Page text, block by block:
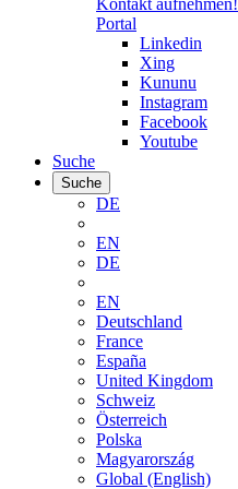
Kontakt aufnehmen!
Portal
Linkedin
Xing
Kununu
Instagram
Facebook
Youtube
Suche
Suche
DE
EN
DE
EN
Deutschland
France
España
United Kingdom
Schweiz
Österreich
Polska
Magyarország
Global (English)